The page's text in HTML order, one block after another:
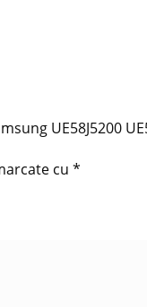
UE58J5200
cu *